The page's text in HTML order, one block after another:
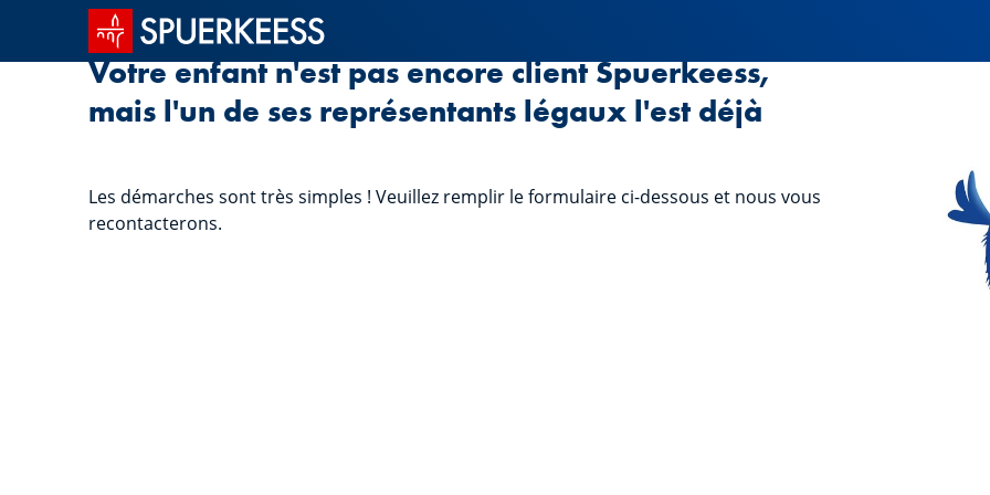
Accueil SPUERKEESS
Votre enfant n'est pas encore client Spuerkeess,
mais l'un de ses représentants légaux l'est déjà
Les démarches sont très simples ! Veuillez remplir le formulaire ci-dessous et nous vous
recontacterons.